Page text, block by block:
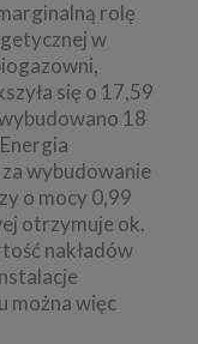
rolę
w
się o 17,59
18
wybudowanie
o mocy 0,99
otrzymuje ok.
nakładów
można więc